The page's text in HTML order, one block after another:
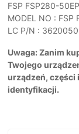
FSP FSP280-
MODEL NO : FSP
LC P/N :
Uwaga: Zanim
Twojego
urządzeń, części
identyfikacji.